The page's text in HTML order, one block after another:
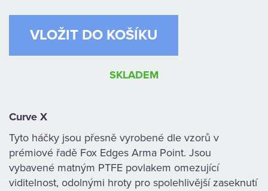
SKLADEM
Curve X
Tyto háčky jsou přesně vyrobené dle vzorů v
prémiové řadě Fox Edges Arma Point. Jsou
vybavené matným PTFE povlakem omezující
viditelnost, odolnými hroty pro spolehlivější zaseknutí